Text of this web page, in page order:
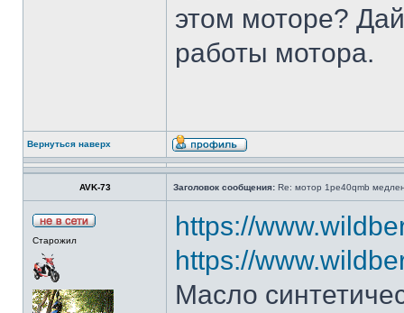
этом моторе?
работы мотора.
Вернуться наверх
AVK-73 Заголовок сообщения: Re: мотор 1pe40qmb
Старожил
https://
https://
Масло